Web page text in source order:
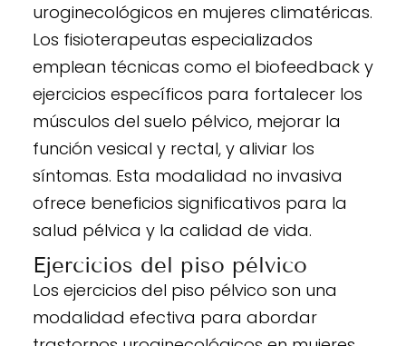
uroginecológicos en mujeres climatéricas.
Los fisioterapeutas especializados
emplean técnicas como el biofeedback y
ejercicios específicos para fortalecer los
músculos del suelo pélvico, mejorar la
función vesical y rectal, y aliviar los
síntomas. Esta modalidad no invasiva
ofrece beneficios significativos para la
salud pélvica y la calidad de vida.
Ejercicios del piso pélvico
Los ejercicios del piso pélvico son una
modalidad efectiva para abordar